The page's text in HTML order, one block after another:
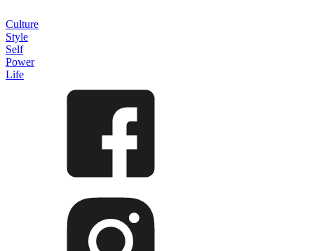
Culture
Style
Self
Power
Life